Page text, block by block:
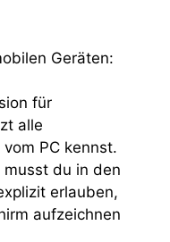
Geräten:
für
alle
PC kennst.
du in den
erlauben,
aufzeichnen